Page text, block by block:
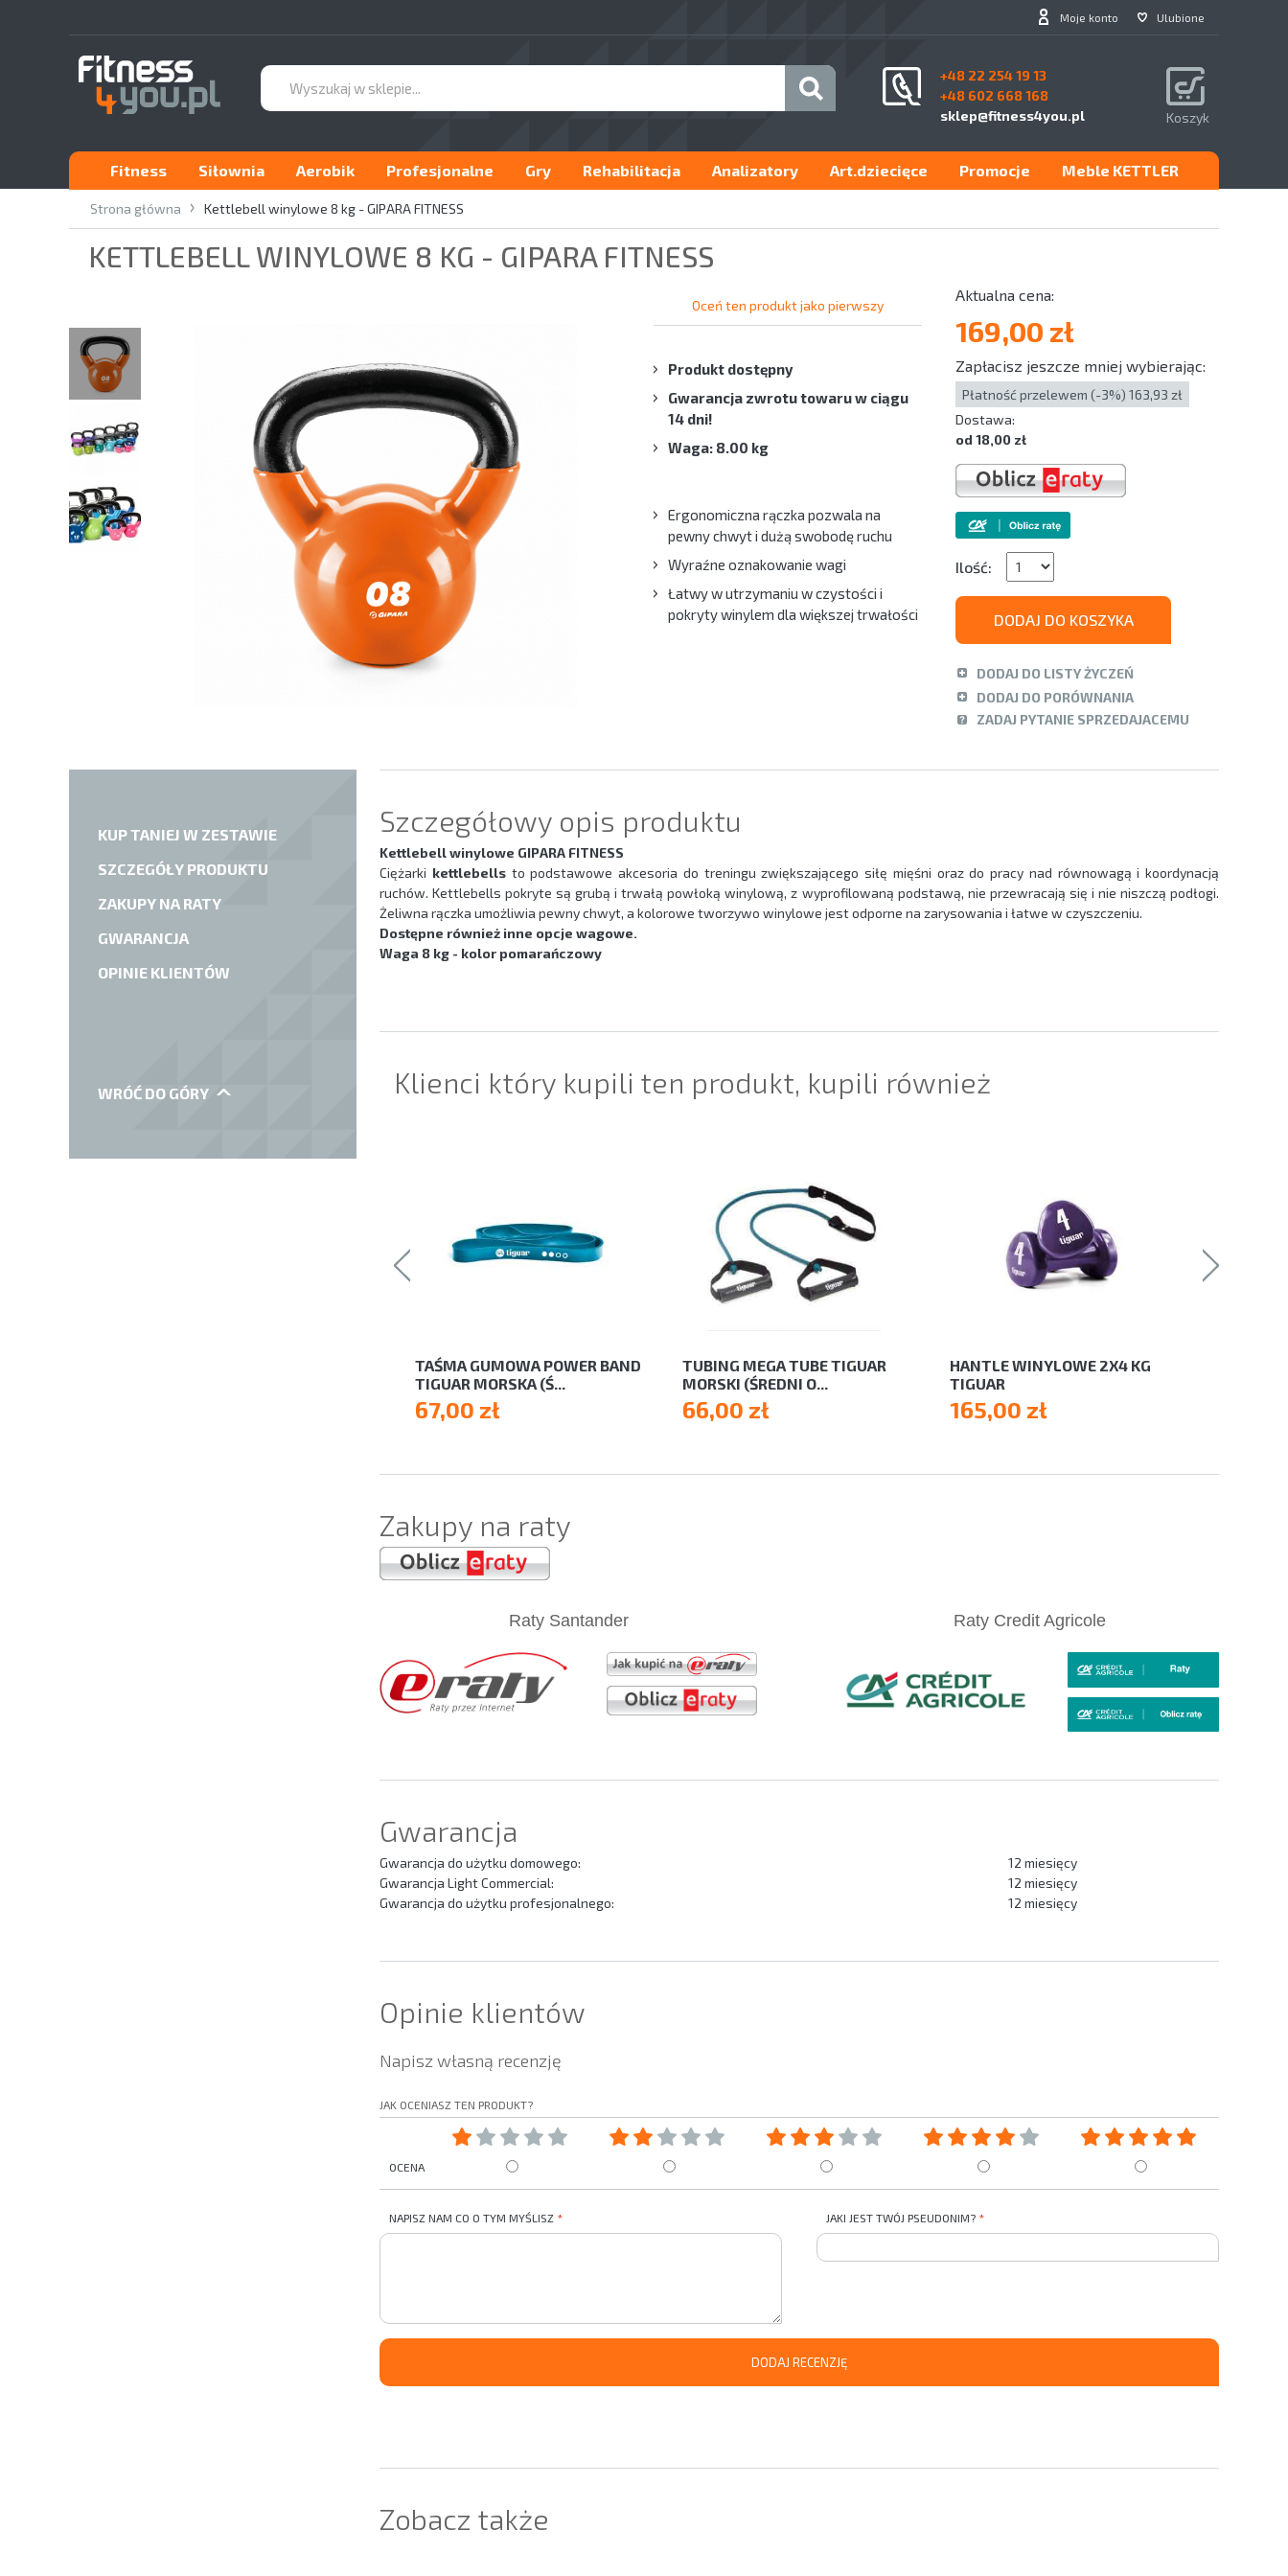
Moje konto Ulubione
+48 22 254 19 13
+48 602 668 168
sklep@fitness4you.pl
Koszyk
Fitness Siłownia Aerobik Profesjonalne Gry Rehabilitacja Analizatory Art.dziecięce Promocje Meble KETTLER
Strona główna Kettlebell winylowe 8 kg - GIPARA FITNESS
KETTLEBELL WINYLOWE 8 KG - GIPARA FITNESS
169,00 zł
Zapłacisz jeszcze mniej wybierając:
Płatność przelewem (-3%) 163,93 zł
Dostawa:
od 18,00 zł
Ilość:
DODAJ DO KOSZYKA
DODAJ DO LISTY ŻYCZEŃ
DODAJ DO PORÓWNANIA
ZADAJ PYTANIE SPRZEDAJACEMU
Oceń ten produkt jako pierwszy
Produkt dostępny
Gwarancja zwrotu towaru w ciągu
14 dni!
Waga: 8.00 kg
Ergonomiczna rączka pozwala na
pewny chwyt i dużą swobodę ruchu
Wyraźne oznakowanie wagi
Łatwy w utrzymaniu w czystości i
pokryty winylem dla większej trwałości
KUP TANIEJ W ZESTAWIE
SZCZEGÓŁY PRODUKTU
ZAKUPY NA RATY
GWARANCJA
OPINIE KLIENTÓW
WRÓĆ DO GÓRY
Szczegółowy opis produktu
Kettlebell winylowe GIPARA FITNESS
Ciężarki kettlebellsto podstawowe akcesoria do treningu zwiększającego siłę mięśni oraz do pracy nad równowagą i koordynacją
ruchów. Kettlebells pokryte są grubą i trwałą powłoką winylową, z wyprofilowaną podstawą, nie przewracają się i nie niszczą podłogi.
Żeliwna rączka umożliwia pewny chwyt, a kolorowe tworzywo winylowe jest odporne na zarysowania i łatwe w czyszczeniu.
Dostępne również inne opcje wagowe.
Waga 8 kg - kolor pomarańczowy
Klienci który kupili ten produkt, kupili również
TAŚMA GUMOWA POWER BAND
TIGUAR MORSKA (Ś...
67,00 zł
TUBING MEGA TUBE TIGUAR
MORSKI (ŚREDNI O...
66,00 zł
HANTLE WINYLOWE 2X4 KG
TIGUAR
165,00 zł
Zakupy na raty
Raty Santander Raty Credit Agricole
Gwarancja
Gwarancja do użytku domowego:
12 miesięcy
Gwarancja Light Commercial:
12 miesięcy
Gwarancja do użytku profesjonalnego:
12 miesięcy
Opinie klientów
Napisz własną recenzję
JAK OCENIASZ TEN PRODUKT?
OCENA
NAPISZ NAM CO O TYM MYŚLISZ JAKI JEST TWÓJ PSEUDONIM?
DODAJ RECENZJĘ
Zobacz także